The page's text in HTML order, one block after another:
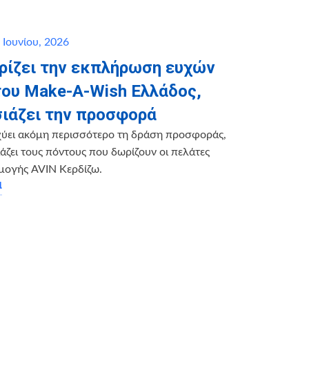
Ιουνίου, 2026
την εκπλήρωση ευχών
Make-A-Wish Ελλάδος,
την προσφορά
ακόμη περισσότερο τη δράση προσφοράς,
τους πόντους που δωρίζουν οι πελάτες
AVIN Κερδίζω.